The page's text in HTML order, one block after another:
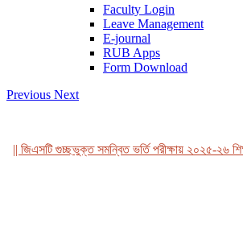
Faculty Login
Leave Management
E-journal
RUB Apps
Form Download
Previous Next
জিএসটি গুচ্ছভুক্ত সমন্বিত ভর্তি পরীক্ষায় ২০২৫-২৬